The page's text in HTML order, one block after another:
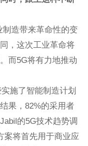
造带来革命性的变
，这次工业革命将
而5G将有力地推动
施了智能制造计划
果，82%的采用者
的5G技术趋势调
案将首先用于商业应